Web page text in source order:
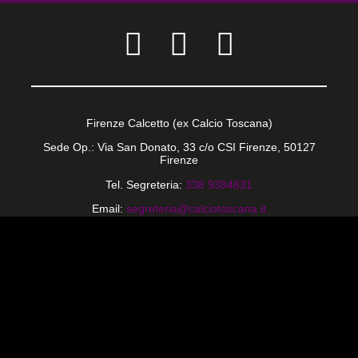
Firenze Calcetto (ex Calcio Toscana)
Sede Op.: Via San Donato, 33 c/o CSI Firenze, 50127
Firenze
Tel. Segreteria: 338 9384831
Email: segreteria@calciotoscana.it